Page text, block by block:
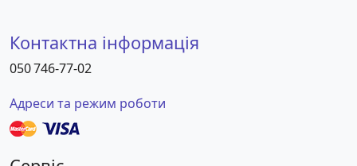
Контактна інформація
050 746-77-02
Адреси та режим роботи